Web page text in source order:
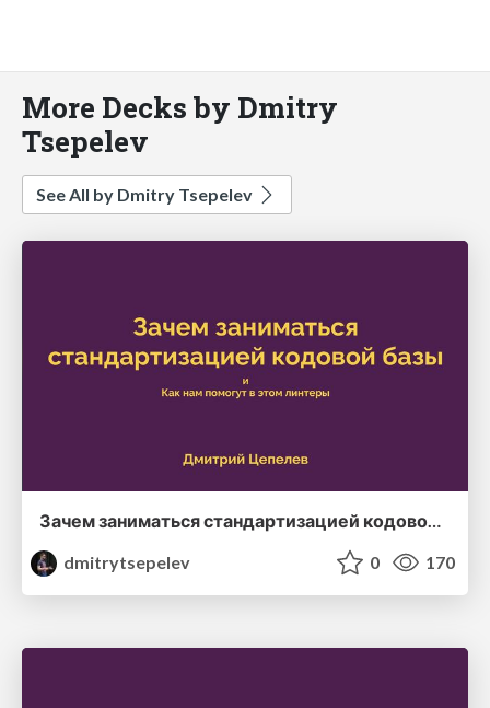
More Decks by Dmitry
Tsepelev
See All by Dmitry Tsepelev
Зачем заниматься стандартизацией кодовой базы
dmitrytsepelev
0 170